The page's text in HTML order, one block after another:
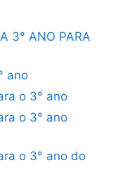
3° ANO PARA
ano
o 3° ano
o 3° ano
o 3° ano do